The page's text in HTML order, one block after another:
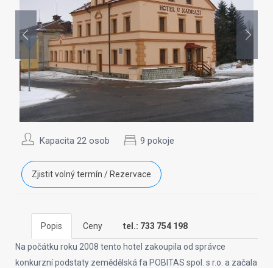
Kapacita 22 osob 9 pokoje
Zjistit volný termín / Rezervace
Popis Ceny tel.: 733 754 198
Na počátku roku 2008 tento hotel zakoupila od správce
konkurzní podstaty zemědělská fa POBITAS spol. s r.o. a začala